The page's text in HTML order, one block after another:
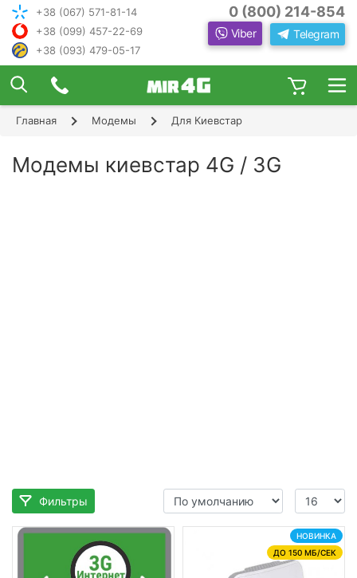
+38 (067) 571-81-14
+38 (099) 457-22-69
+38 (093) 479-05-17
0 (800) 214-854
Viber Telegram
Главная Модемы Для Киевстар
Модемы киевстар 4G / 3G
Фильтры
НОВИНКА
ДО 150 МБ/СЕК
ПОДОБРАТЬ ИНТЕРНЕТ С ИН
ЖЕНЕРОМ-
КОНСУЛЬТАНТОМ
Чтобы выбрать лучшего оператора и
оборудование, ответьте, пожалуйста, на
следую
щие вопросы:
×